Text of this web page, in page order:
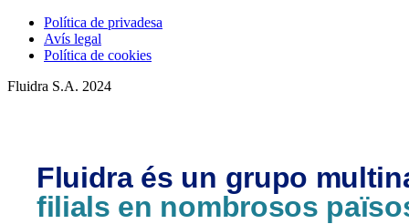
Política de privadesa
Avís legal
Política de cookies
Fluidra S.A. 2024
Fluidra és un grupo
filials en nombrosos